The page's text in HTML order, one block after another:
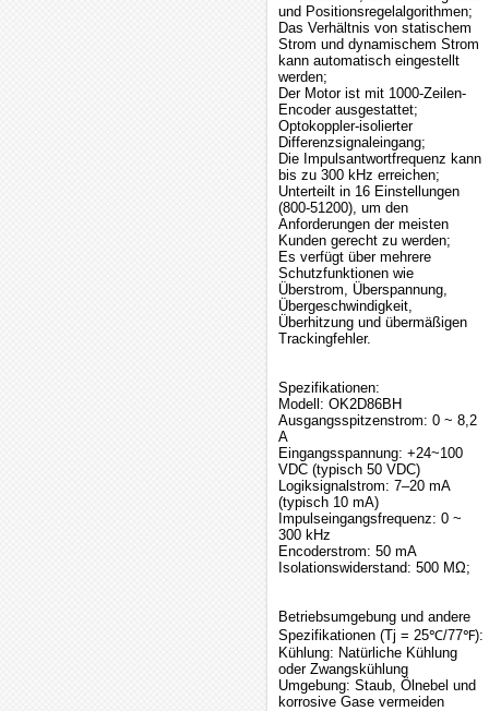
und Positionsregelalgorithmen;
Das Verhältnis von statischem
Strom und dynamischem Strom
kann automatisch eingestellt
werden;
Der Motor ist mit 1000-Zeilen-
Encoder ausgestattet;
Optokoppler-isolierter
Differenzsignaleingang;
Die Impulsantwortfrequenz kann
bis zu 300 kHz erreichen;
Unterteilt in 16 Einstellungen
(800-51200), um den
Anforderungen der meisten
Kunden gerecht zu werden;
Es verfügt über mehrere
Schutzfunktionen wie
Überstrom, Überspannung,
Übergeschwindigkeit,
Überhitzung und übermäßigen
Trackingfehler.
Spezifikationen:
Modell: OK2D86BH
Ausgangsspitzenstrom: 0 ~ 8,2
A
Eingangsspannung: +24~100
VDC (typisch 50 VDC)
Logiksignalstrom: 7–20 mA
(typisch 10 mA)
Impulseingangsfrequenz: 0 ~
300 kHz
Encoderstrom: 50 mA
Isolationswiderstand: 500 MΩ;
Betriebsumgebung und andere
Spezifikationen (Tj = 25℃/77℉):
Kühlung: Natürliche Kühlung
oder Zwangskühlung
Umgebung: Staub, Ölnebel und
korrosive Gase vermeiden